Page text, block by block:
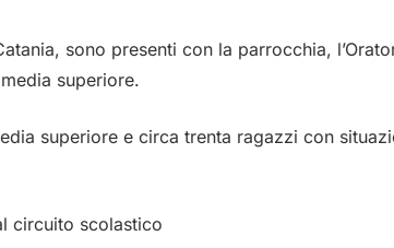
sono presenti con la parrocchia,
superiore.
superiore e circa trenta ragazzi con
circuito scolastico